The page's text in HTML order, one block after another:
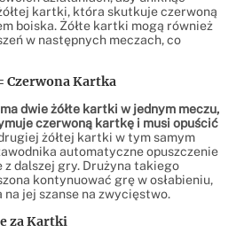
kartki, która skutkuje czerwoną
boiska. Żółte kartki mogą również
w następnych meczach, co
Czerwona Kartka
dwie żółte kartki w jednym meczu,
czerwoną kartkę i musi opuścić
żółtej kartki w tym samym
automatyczne opuszczenie
z dalszej gry. Drużyna takiego
kontynuować grę w osłabieniu,
na jej szanse na zwycięstwo.
za Kartki